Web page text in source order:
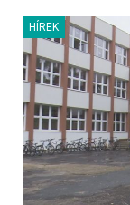
HÍREK